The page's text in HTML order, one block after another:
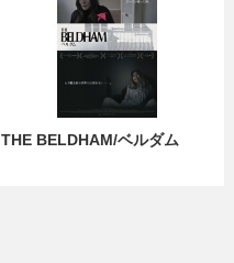
THE BELDHAM/ベルダム